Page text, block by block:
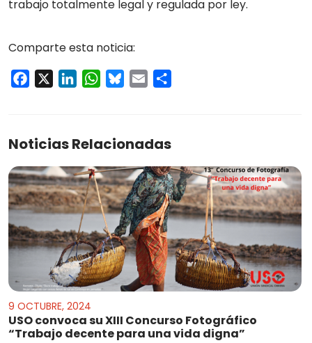
trabajo totalmente legal y regulada por ley.
Comparte esta noticia:
Facebook LinkedInWhatsApp
Bluesky
Email
Noticias Relacionadas
9 OCTUBRE, 2024
USO convoca su XIII Concurso Fotográfico
“Trabajo decente para una vida digna”